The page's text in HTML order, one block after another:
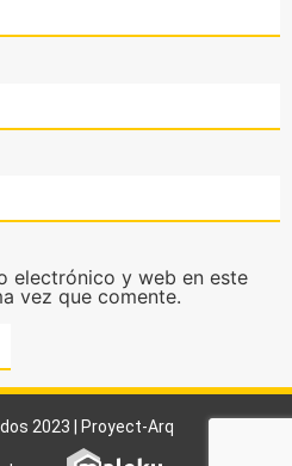
electrónico y web en este
vez que comente.
2023 | Proyect-Arq